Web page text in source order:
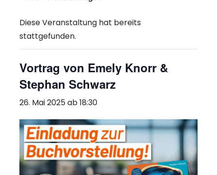
Diese Veranstaltung hat bereits
stattgefunden.
Vortrag von Emely Knorr &
Stephan Schwarz
26. Mai 2025 ab 18:30